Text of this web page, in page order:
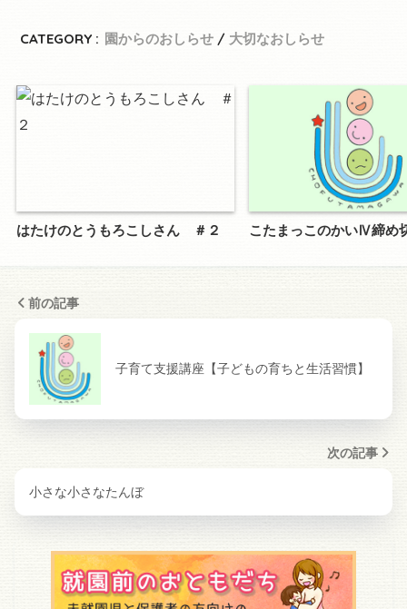
CATEGORY : 園からのおしらせ 大切なおしらせ
はたけのとうもろこしさん ＃２ こたまっこのかいⅣ締め
前の記事
子育て支援講座【子どもの育ちと生活習慣】
次の記事
小さな小さなたんぼ